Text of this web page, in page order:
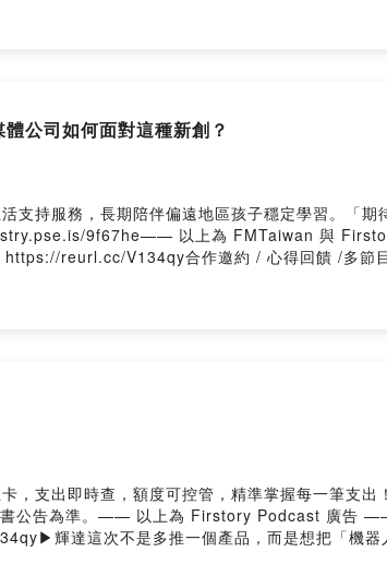
加入會員，支持節目： https://
公司如何面對這種新創？
支持服務，長期陪伴偏遠地區孩子穩定學習。「期
fstry.pse.is/9f67he—— 以上為 FMTaiwan 與
https://reurl.cc/V134qy合作邀約 / 心得回饋 /多節
user/ckr5wfof8c3ae0812hmo07tzj/
，支出即時查，額度可控管，精準掌握每一筆支出！
公告為準。—— 以上為 Firstory Podcast 廣告
輝達這次不是多推一個產品，而是想把「機器